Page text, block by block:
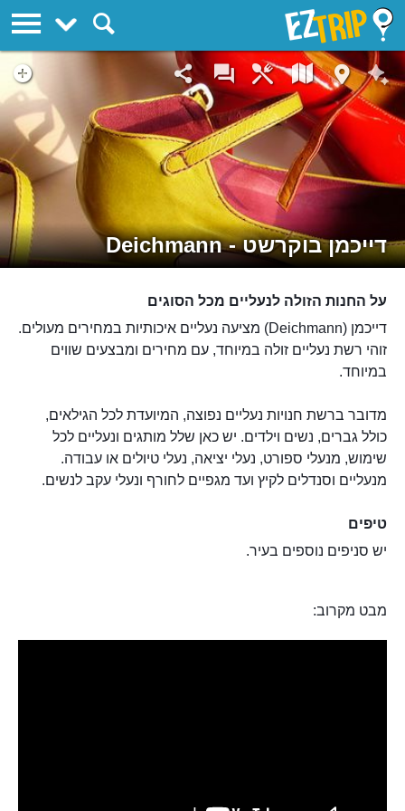
דייכמן בוקרשט - Deichmann
על החנות הזולה לנעליים מכל הסוגים
דייכמן (Deichmann) מציעה נעליים איכותיות במחירים מעולים.
זוהי רשת נעליים זולה במיוחד, עם מחירים ומבצעים שווים
במיוחד.
מדובר ברשת חנויות נעליים נפוצה, המיועדת לכל הגילאים,
כולל גברים, נשים וילדים. יש כאן שלל מותגים ונעליים לכל
שימוש, מנעלי ספורט, נעלי יציאה, נעלי טיולים או עבודה.
מנעליים וסנדלים לקיץ ועד מגפיים לחורף ונעלי עקב לנשים.
טיפים
יש סניפים נוספים בעיר.
מבט מקרוב:
EZTrip